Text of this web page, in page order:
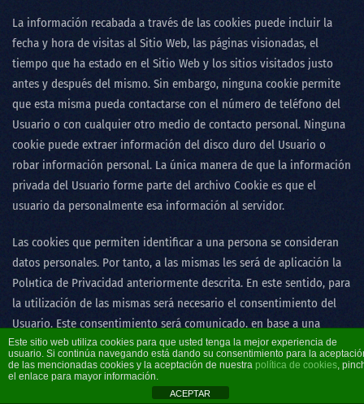
La información recabada a través de las cookies puede incluir la
fecha y hora de visitas al Sitio Web, las páginas visionadas, el
tiempo que ha estado en el Sitio Web y los sitios visitados justo
antes y después del mismo. Sin embargo, ninguna cookie permite
que esta misma pueda contactarse con el número de teléfono del
Usuario o con cualquier otro medio de contacto personal. Ninguna
cookie puede extraer información del disco duro del Usuario o
robar información personal. La única manera de que la información
privada del Usuario forme parte del archivo Cookie es que el
usuario da personalmente esa información al servidor.
Las cookies que permiten identificar a una persona se consideran
datos personales. Por tanto, a las mismas les será de aplicación la
Polнtica de Privacidad anteriormente descrita. En este sentido, para
la utilización de las mismas será necesario el consentimiento del
Usuario. Este consentimiento será comunicado, en base a una
elección auténtica, ofrecido mediante una decisión afirmativa y
positiva, antes del tratamiento inicial, removible y documentado.
Este sitio web utiliza cookies para que usted tenga la mejor experiencia de
usuario. Si continúa navegando está dando su consentimiento para la
de las mencionadas cookies y la aceptación de nuestra política de cookies,
el enlace para mayor información.
ACEPTAR